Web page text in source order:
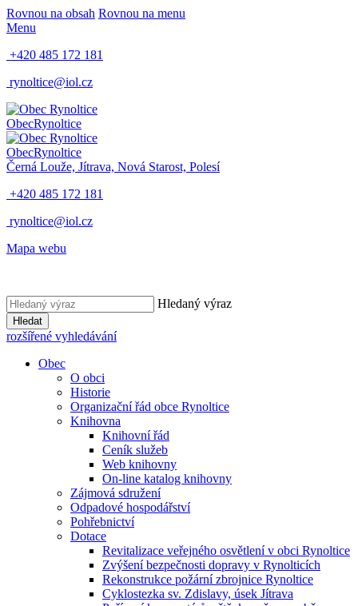
Rovnou na obsah Rovnou na menu
Menu
+420 485 172 181
rynoltice@iol.cz
ObecRynoltice
ObecRynoltice
Černá Louže, Jítrava, Nová Starost, Polesí
+420 485 172 181
rynoltice@iol.cz
Mapa webu
Hledaný výraz
Hledat
rozšířené vyhledávání
Obec
O obci
Historie
Organizační řád obce Rynoltice
Knihovna
Knihovní řád
Ceník služeb
Web knihovny
On-line katalog knihovny
Zájmová sdružení
Odpadové hospodářství
Pohřebnictví
Dotace
Revitalizace veřejného osvětlení v obci Rynoltice
Zvýšení bezpečnosti dopravy v Rynolticích
Rekonstrukce požární zbrojnice Rynoltice
Cyklostezka sv. Zdislavy, úsek Jítrava